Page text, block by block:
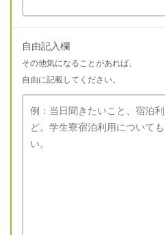
自由記入欄
その他気になることがあれば、
自由に記載してください。